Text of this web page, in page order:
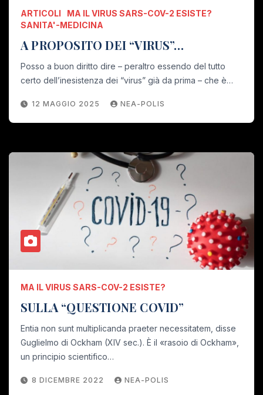
ARTICOLI
MA IL VIRUS SARS-COV-2 ESISTE?
SANITA'-MEDICINA
A PROPOSITO DEI “VIRUS”…
Posso a buon diritto dire – peraltro essendo del tutto
certo dell’inesistenza dei “virus” già da prima – che è…
12 MAGGIO 2025 NEA-POLIS
MA IL VIRUS SARS-COV-2 ESISTE?
SULLA “QUESTIONE COVID”
Entia non sunt multiplicanda praeter necessitatem, disse
Guglielmo di Ockham (XIV sec.). È il «rasoio di Ockham»,
un principio scientifico…
8 DICEMBRE 2022 NEA-POLIS